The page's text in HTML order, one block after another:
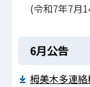
(令和7年7⽉
6月公告
栂美木多連